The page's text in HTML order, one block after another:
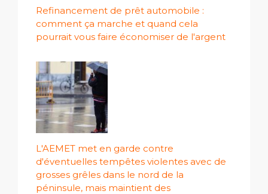
Refinancement de prêt automobile :
comment ça marche et quand cela
pourrait vous faire économiser de l'argent
L'AEMET met en garde contre
d'éventuelles tempêtes violentes avec de
grosses grêles dans le nord de la
péninsule, mais maintient des